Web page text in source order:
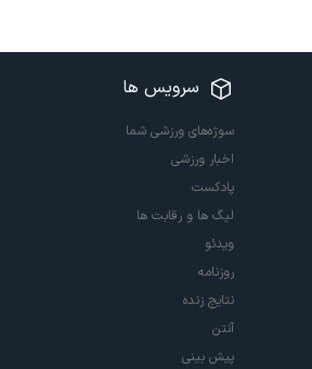
سرویس ها
سوژه‌های ورزشی شما
اخبار ورزشی
پادکست
لیگ ها و رقابت ها
ویدئو
روزنامه
نتایج زنده
آنتن
پیش بینی